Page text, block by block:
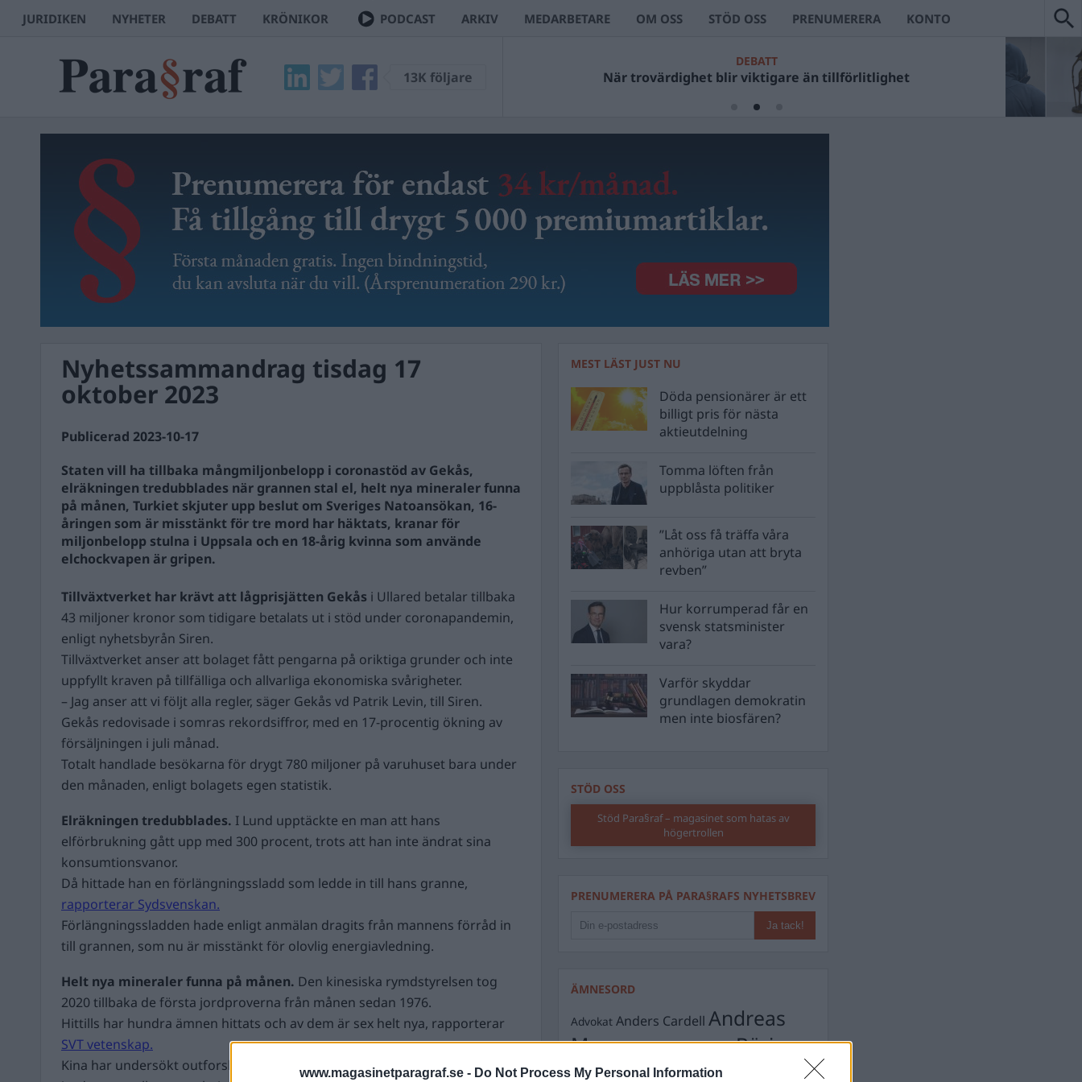
www.magasinetparagraf.se - Do Not Process My Personal Information
JURIDIKEN NYHETER DEBATT KRÖNIKOR PODCAST ARKIV MEDARBETARE OM OSS STÖD OSS PRENUMERERA KONTO
13K följare
DEBATT
När trovärdighet blir viktigare än tillförlitlighet
Nyhetssammandrag tisdag 17
oktober 2023
Publicerad 2023-10-17
Staten vill ha tillbaka mångmiljonbelopp i coronastöd av Gekås,
elräkningen tredubblades när grannen stal el, helt nya mineraler funna
på månen, Turkiet skjuter upp beslut om Sveriges Natoansökan, 16-
åringen som är misstänkt för tre mord har häktats, kranar för
miljonbelopp stulna i Uppsala och en 18-årig kvinna som använde
elchockvapen är gripen.
Tillväxtverket har krävt att lågprisjätten Gekås i Ullared betalar tillbaka
43 miljoner kronor som tidigare betalats ut i stöd under coronapandemin,
enligt nyhetsbyrån Siren.
Tillväxtverket anser att bolaget fått pengarna på oriktiga grunder och inte
uppfyllt kraven på tillfälliga och allvarliga ekonomiska svårigheter.
– Jag anser att vi följt alla regler, säger Gekås vd Patrik Levin, till Siren.
Gekås redovisade i somras rekordsiffror, med en 17-procentig ökning av
försäljningen i juli månad.
Totalt handlade besökarna för drygt 780 miljoner på varuhuset bara under
den månaden, enligt bolagets egen statistik.
Elräkningen tredubblades. I Lund upptäckte en man att hans
elförbrukning gått upp med 300 procent, trots att han inte ändrat sina
konsumtionsvanor.
Då hittade han en förlängningssladd som ledde in till hans granne,
rapporterar Sydsvenskan.
Förlängningssladden hade enligt anmälan dragits från mannens förråd in
till grannen, som nu är misstänkt för olovlig energiavledning.
Helt nya mineraler funna på månen. Den kinesiska rymdstyrelsen tog
2020 tillbaka de första jordproverna från månen sedan 1976.
Hittills har hundra ämnen hittats och av dem är sex helt nya, rapporterar
SVT vetenskap.
Kina har undersökt outforskade områden och hittat bland annat sällsynta
MEST LÄST JUST NU
Döda pensionärer är ett
billigt pris för nästa
aktieutdelning
Tomma löften från
uppblåsta politiker
”Låt oss få träffa våra
anhöriga utan att bryta
revben”
Hur korrumperad får en
svensk statsminister
vara?
Varför skyddar
grundlagen demokratin
men inte biosfären?
STÖD OSS
Stöd Para§raf – magasinet som hatas av
högertrollen
PRENUMERERA PÅ PARA§RAFS NYHETSBREV
ÄMNESORD
Advokat Anders Cardell Andreas
Magnusson
Börje
CarlssonBörje R P Carlsson